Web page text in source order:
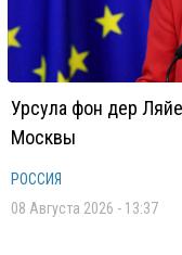
Урсула фон дер
Москвы
РОССИЯ
08 Августа 2026 - 13:37